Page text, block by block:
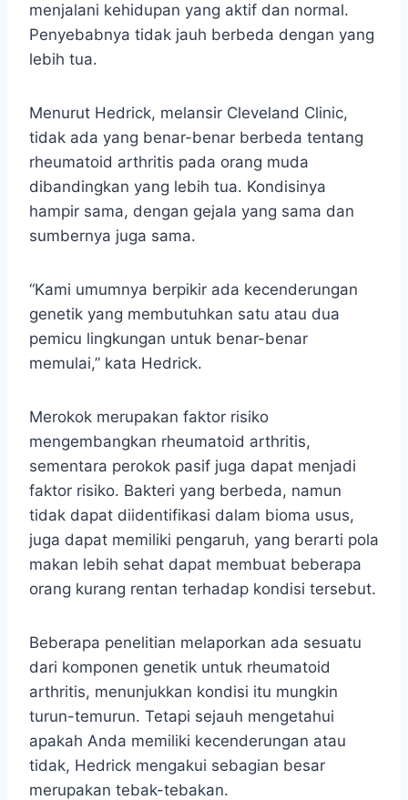
menjalani kehidupan yang aktif dan normal.
Penyebabnya tidak jauh berbeda dengan yang
lebih tua.
Menurut Hedrick, melansir Cleveland Clinic,
tidak ada yang benar-benar berbeda tentang
rheumatoid arthritis pada orang muda
dibandingkan yang lebih tua. Kondisinya
hampir sama, dengan gejala yang sama dan
sumbernya juga sama.
“Kami umumnya berpikir ada kecenderungan
genetik yang membutuhkan satu atau dua
pemicu lingkungan untuk benar-benar
memulai,” kata Hedrick.
Merokok merupakan faktor risiko
mengembangkan rheumatoid arthritis,
sementara perokok pasif juga dapat menjadi
faktor risiko. Bakteri yang berbeda, namun
tidak dapat diidentifikasi dalam bioma usus,
juga dapat memiliki pengaruh, yang berarti pola
makan lebih sehat dapat membuat beberapa
orang kurang rentan terhadap kondisi tersebut.
Beberapa penelitian melaporkan ada sesuatu
dari komponen genetik untuk rheumatoid
arthritis, menunjukkan kondisi itu mungkin
turun-temurun. Tetapi sejauh mengetahui
apakah Anda memiliki kecenderungan atau
tidak, Hedrick mengakui sebagian besar
merupakan tebak-tebakan.